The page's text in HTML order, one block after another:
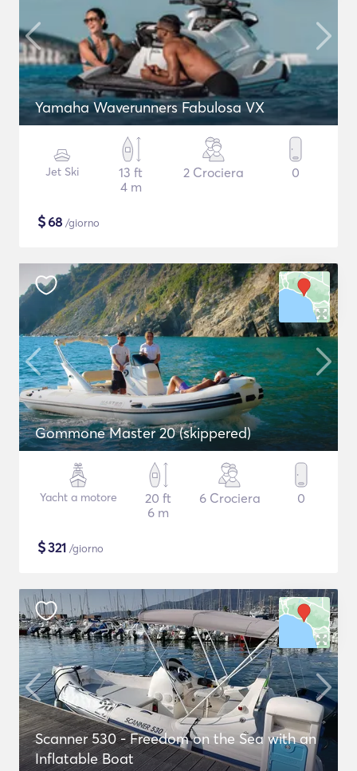
Yamaha Waverunners Fabulosa VX
Jet Ski
13 ft
4 m
2 Crociera 0
$68 /giorno
Gommone Master 20 (skippered)
Yacht a motore
20 ft
6 m
6 Crociera 0
$321 /giorno
Scanner 530 - Freedom on the Sea with an
Inflatable Boat